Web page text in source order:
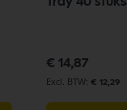
€ 14,87
€ 12,29